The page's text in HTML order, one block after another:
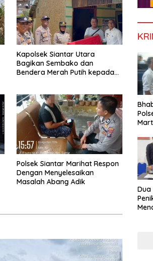
Kapolsek Siantar Utara
Bagikan Sembako dan
Bendera Merah Putih kepada
Polsek Siantar Marihat Respon
Dengan Menyelesaikan
Masalah Abang Adik
Dua